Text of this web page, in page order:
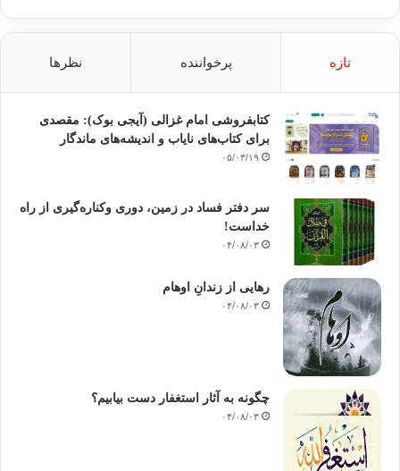
تازه پرخواننده نظرها
کتابفروشی امام غزالی (آیجی بوک): مقصدی
برای کتاب‌های نایاب و اندیشه‌های ماندگار
۰۵/۰۳/۱۹
سر دفتر فساد در زمین‌، دوری وکناره‌گیری از راه
خداست‌!
۰۴/۰۸/۰۳
رهایی از زندانِ اوهام
۰۴/۰۸/۰۳
چگونه به آثار استغفار دست بیابیم؟
۰۴/۰۸/۰۳